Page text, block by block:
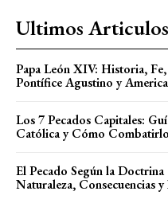
Ultimos Articulos
Papa León XIV: Historia,
Pontífice Agustino y
Los 7 Pecados Capitales:
Católica y Cómo
El Pecado Según la
Naturaleza, Consecuencias